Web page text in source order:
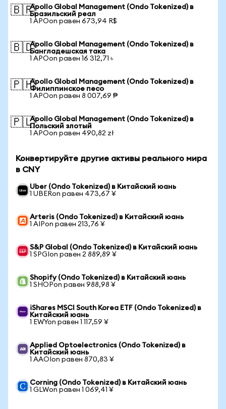
🇧🇷Apollo Global Management (Ondo Tokenized) в
Бразильский реал
1 APOon равен 673,94 R$
🇧🇩Apollo Global Management (Ondo Tokenized) в
Бангладешская така
1 APOon равен 16 312,71 ৳
🇵🇭Apollo Global Management (Ondo Tokenized) в
Филиппинское песо
1 APOon равен 8 007,69 ₱
🇵🇱Apollo Global Management (Ondo Tokenized) в
Польский злотый
1 APOon равен 490,82 zł
Конвертируйте другие активы реального мира
в CNY
Uber (Ondo Tokenized) в Китайский юань
1 UBERon равен 473,67 ¥
Arteris (Ondo Tokenized) в Китайский юань
1 AIPon равен 213,76 ¥
S&P Global (Ondo Tokenized) в Китайский юань
1 SPGIon равен 2 889,89 ¥
Shopify (Ondo Tokenized) в Китайский юань
1 SHOPon равен 988,98 ¥
iShares MSCI South Korea ETF (Ondo Tokenized) в
Китайский юань
1 EWYon равен 1 117,59 ¥
Applied Optoelectronics (Ondo Tokenized) в
Китайский юань
1 AAOIon равен 870,83 ¥
Corning (Ondo Tokenized) в Китайский юань
1 GLWon равен 1 069,41 ¥